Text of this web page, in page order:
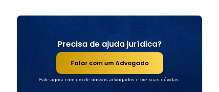
Precisa de ajuda jurídica?
Falar com um Advogado
Fale agora com um de nossos advogados e tire suas dúvidas.